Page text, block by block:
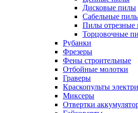
Дисковые пилы
Сабельные
Пилы отрезные
Торцовочные
Рубанки
Фрезеры
Фены строительные
Отбойные молотки
Граверы
Краскопульты
Миксеры
Отвертки